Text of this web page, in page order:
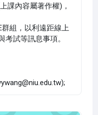
課內容屬著作權)，
群組，以利遠距線上
考試等訊息事項。